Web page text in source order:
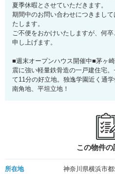
夏季休暇とさせていただきます。
期間中のお問い合わせにつきまし
たします。
ご不便をおかけいたしますが、何
申し上げます。
■週末オープンハウス開催中■茅ヶ
震に強い軽量鉄骨造の一戸建住宅
て11分の好立地。独逸学園近く通
南角地、平坦立地！
この物件の
所在地 神奈川県横浜市